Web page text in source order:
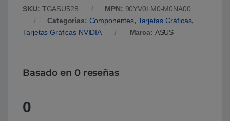
SKU: TGASU528 MPN: 90YV0LM0-M0NA00
Categorías: Componentes, Tarjetas Gráficas,
Tarjetas Gráficas NVIDIA
Marca: ASUS
Basado en 0 reseñas
0